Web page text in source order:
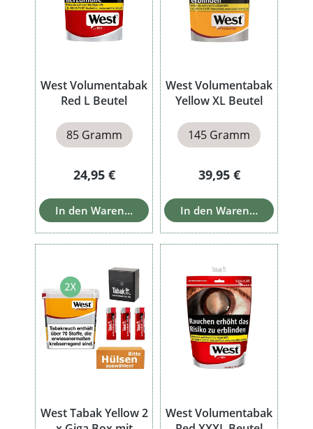
West Volumentabak
Red L Beutel
85 Gramm
Regulärer Preis:
24,95 €
In den Warenkorb
West Volumentabak
Yellow XL Beutel
145 Gramm
Regulärer Preis:
39,95 €
In den Warenkorb
West Tabak Yellow 2
West Volumentabak